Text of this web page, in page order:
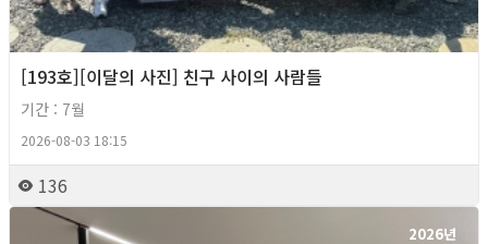
[193호][이달의 사진] 친구 사이의 사람들
기간 : 7월
2026-08-03 18:15
136
2026년